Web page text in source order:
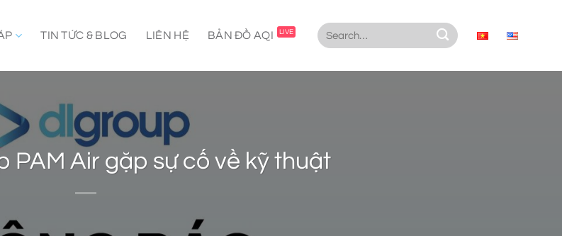
TIN TỨC & BLOG LIÊN HỆ BẢN ĐỒ AQI LIVE
PAM Air gặp sự cố về kỹ thuật